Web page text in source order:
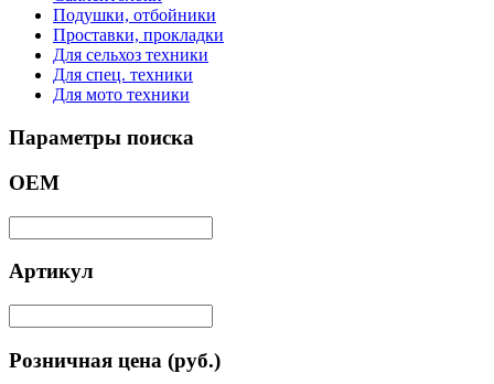
Подушки, отбойники
Проставки, прокладки
Для сельхоз техники
Для спец. техники
Для мото техники
Параметры поиска
ОЕМ
Артикул
Розничная цена (руб.)